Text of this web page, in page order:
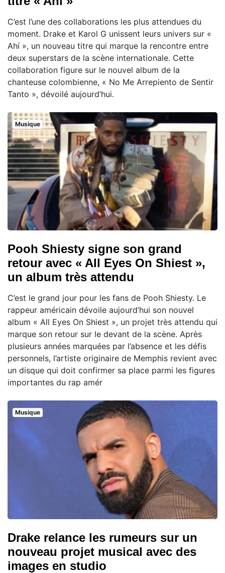
C’est l’une des collaborations les plus attendues du
moment. Drake et Karol G unissent leurs univers sur «
Ahí », un nouveau titre qui marque la rencontre entre
deux superstars de la scène internationale. Cette
collaboration figure sur le nouvel album de la
chanteuse colombienne, « No Me Arrepiento de Sentir
Tanto », dévoilé aujourd’hui.
Musique
Pooh Shiesty signe son grand
retour avec « All Eyes On Shiest »,
un album très attendu
C’est le grand jour pour les fans de Pooh Shiesty. Le
rappeur américain dévoile aujourd’hui son nouvel
album « All Eyes On Shiest », un projet très attendu qui
marque son retour sur le devant de la scène. Après
plusieurs années marquées par l’absence et les défis
personnels, l’artiste originaire de Memphis revient avec
un disque qui doit confirmer sa place parmi les figures
importantes du rap amér
Musique
Drake relance les rumeurs sur un
nouveau projet musical avec des
images en studio